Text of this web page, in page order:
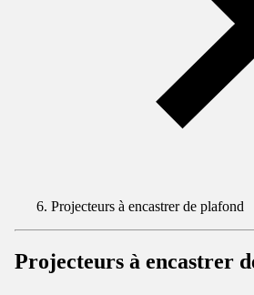
Projecteurs à encastrer de plafond
Projecteurs à encastrer